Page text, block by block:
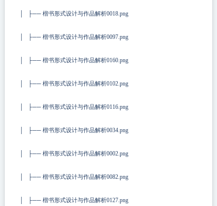
│ ├── 楷书形式设计与作品解析0018.png
│ ├── 楷书形式设计与作品解析0097.png
│ ├── 楷书形式设计与作品解析0160.png
│ ├── 楷书形式设计与作品解析0102.png
│ ├── 楷书形式设计与作品解析0116.png
│ ├── 楷书形式设计与作品解析0034.png
│ ├── 楷书形式设计与作品解析0002.png
│ ├── 楷书形式设计与作品解析0082.png
│ ├── 楷书形式设计与作品解析0127.png